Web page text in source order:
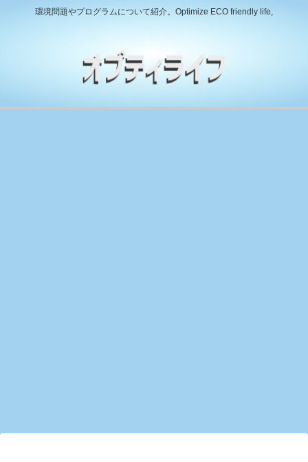
環境問題やプログラムについて紹介。Optimize ECO friendly life,